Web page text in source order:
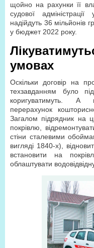
щойно на рахунки її
судової
надійдуть 36 мільйонів
у бюджет 2022 року.
умовах
Оскільки договір на
техзавданням було
коригуватимуть. А
перерахунок
Загалом підрядник на
покрівлю,
стіни сталевими
вигляді 1840-х),
встановити на
облаштувати